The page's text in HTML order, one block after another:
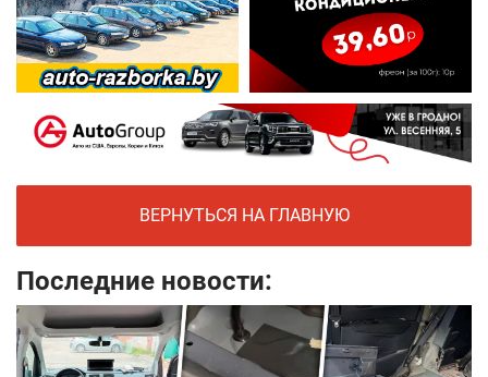
ВЕРНУТЬСЯ НА ГЛАВНУЮ
Последние новости: